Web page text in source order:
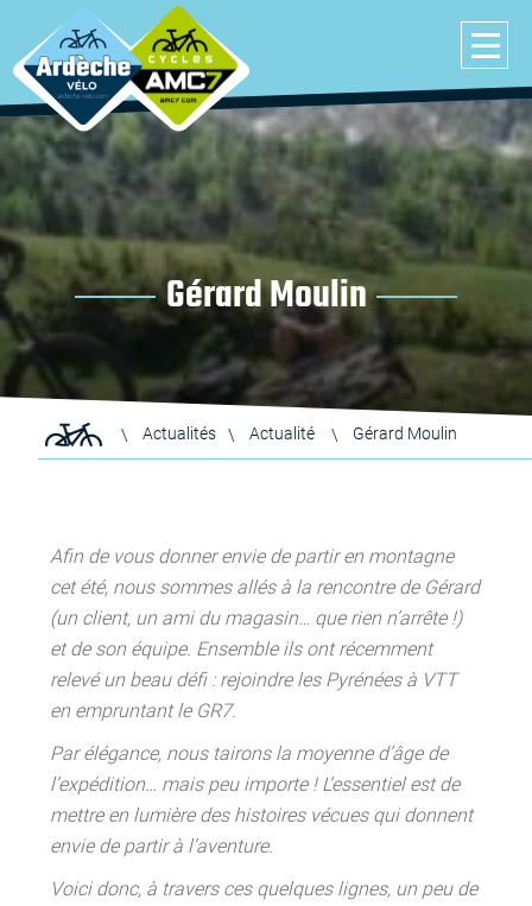
Gérard Moulin
Actualités Actualité Gérard Moulin
Afin de vous donner envie de partir en montagne
cet été, nous sommes allés à la rencontre de Gérard
(un client, un ami du magasin… que rien n’arrête !)
et de son équipe. Ensemble ils ont récemment
relevé un beau défi : rejoindre les Pyrénées à VTT
en empruntant le GR7.
Par élégance, nous tairons la moyenne d’âge de
l’expédition… mais peu importe ! L’essentiel est de
mettre en lumière des histoires vécues qui donnent
envie de partir à l’aventure.
Voici donc, à travers ces quelques lignes, un peu de